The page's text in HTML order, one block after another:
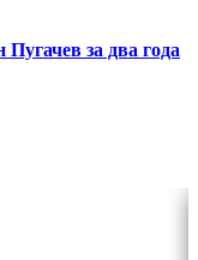
за два года